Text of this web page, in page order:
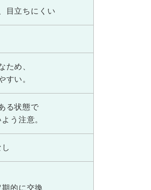
目立ちにくい
ため、
すい。
る状態で
う 注意。
期的に交換